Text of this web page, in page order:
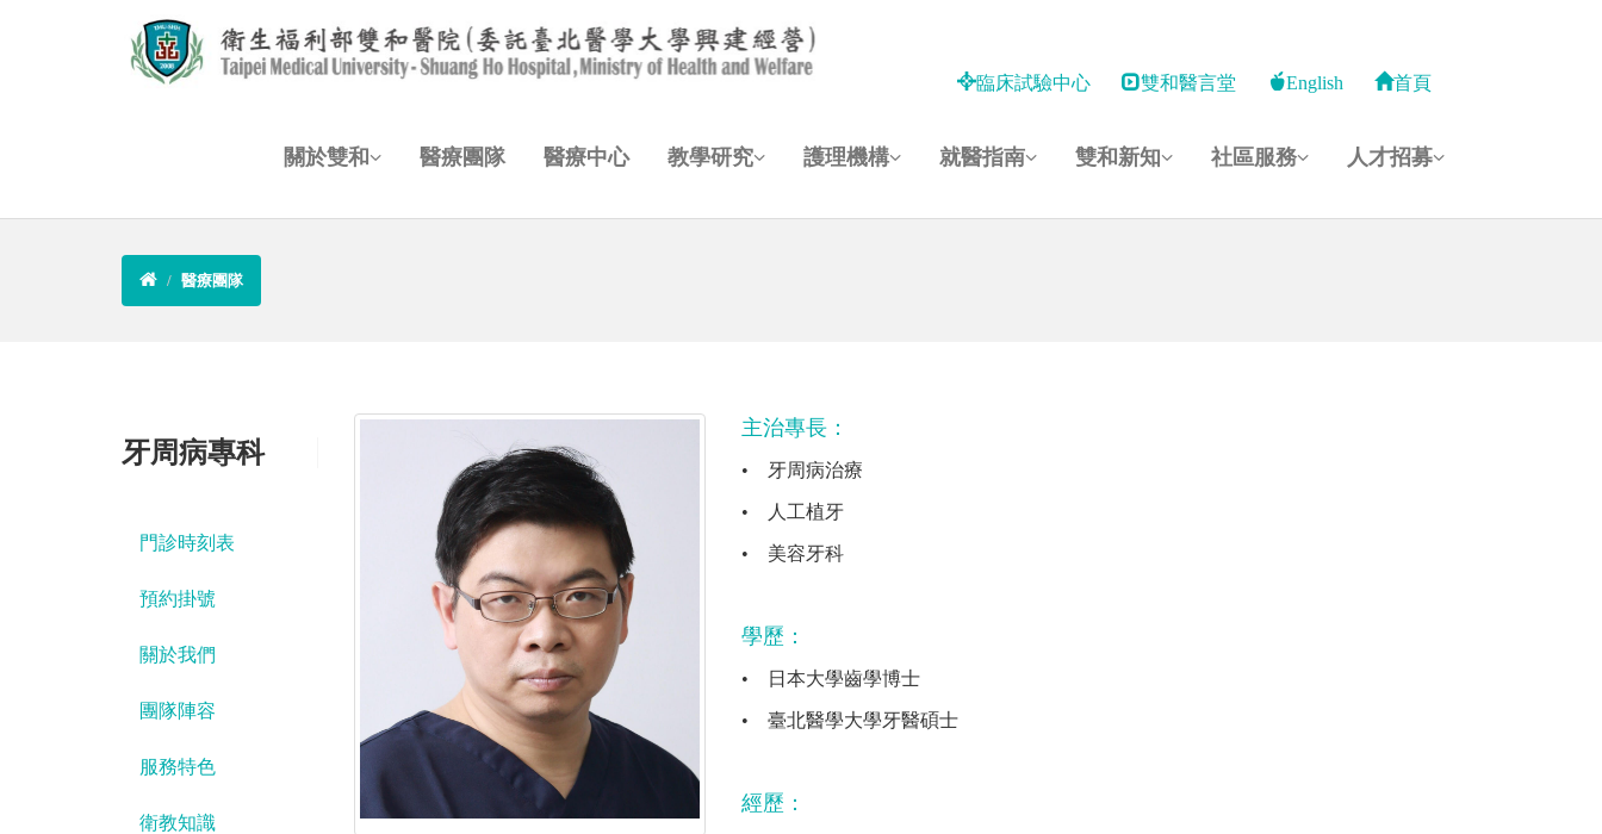
臨床試驗中心 雙和醫言堂 English 首頁
關於雙和 醫療團隊 醫療中心 教學研究 護理機構 就醫指南 雙和新知 社區服務 人才招募
醫療團隊
牙周病專科
門診時刻表
預約掛號
關於我們
團隊陣容
服務特色
衛教知識
主治專長：
• 牙周病治療
• 人工植牙
• 美容牙科
學歷：
• 日本大學齒學博士
• 臺北醫學大學牙醫碩士
經歷：